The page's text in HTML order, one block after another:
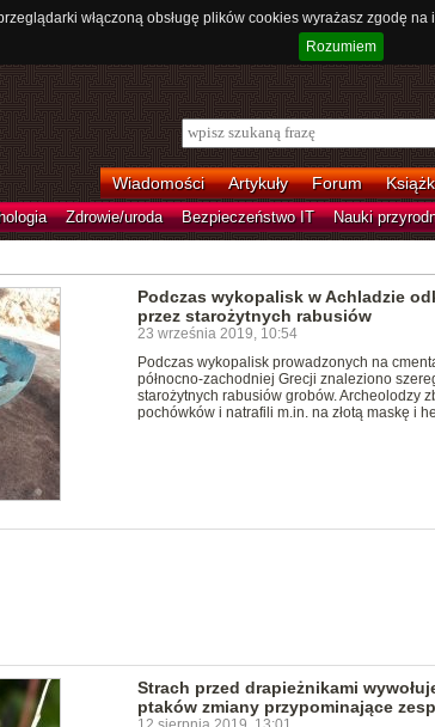
włączoną obsługę plików cookies wyrażasz zgodę
Rozumiem
Wiadomości Artykuły Forum
Zdrowie/uroda Bezpieczeństwo IT Nauki
Podczas wykopalisk w Achladzie
przez starożytnych rabusiów
23 września 2019, 10:54
Podczas wykopalisk prowadzonych na
północno-zachodniej Grecji znaleziono
starożytnych rabusiów grobów. Archeolodzy
pochówków i natrafili m.in. na złotą maskę i
Strach przed drapieżnikami
ptaków zmiany przypominające